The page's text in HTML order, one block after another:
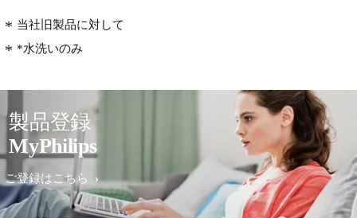
当社旧製品に対して
*水洗いのみ
製品登録
MyPhilips
ご登録はこちら